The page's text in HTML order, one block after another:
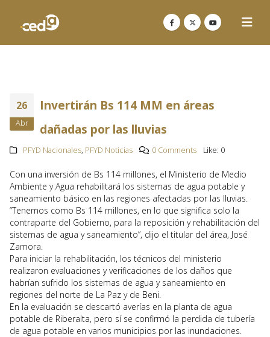
26
Abr
Invertirán Bs 114 MM en áreas
dañadas por las lluvias
PFYD Nacionales, PFYD Noticias 0 Comments Like: 0
Con una inversión de Bs 114 millones, el Ministerio de Medio
Ambiente y Agua rehabilitará los sistemas de agua potable y
saneamiento básico en las regiones afectadas por las lluvias.
“Tenemos como Bs 114 millones, en lo que significa solo la
contraparte del Gobierno, para la reposición y rehabilitación del
sistemas de agua y saneamiento”, dijo el titular del área, José
Zamora.
Para iniciar la rehabilitación, los técnicos del ministerio
realizaron evaluaciones y verificaciones de los daños que
habrían sufrido los sistemas de agua y saneamiento en
regiones del norte de La Paz y de Beni.
En la evaluación se descartó averías en la planta de agua
potable de Riberalta, pero sí se confirmó la perdida de tubería
de agua potable en varios municipios por las inundaciones.